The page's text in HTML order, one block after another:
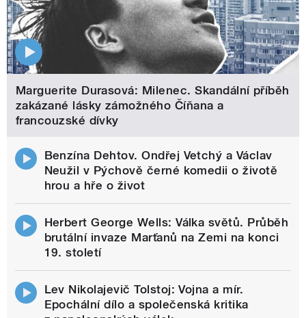
Marguerite Durasová: Milenec. Skandální příběh
zakázané lásky zámožného Číňana a
francouzské dívky
Benzína Dehtov. Ondřej Vetchý a Václav
Neužil v Pýchově černé komedii o životě
hrou a hře o život
Herbert George Wells: Válka světů. Průběh
brutální invaze Marťanů na Zemi na konci
19. století
Lev Nikolajevič Tolstoj: Vojna a mír.
Epochální dílo a společenská kritika